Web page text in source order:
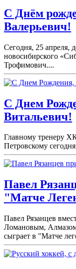
С Днём
Валерьевич!
Сегодня, 25 апреля,
новосибирского
Трофимович....
С Днем
Витальевич!
Главному тренеру
Петровскому
Павел
"Матче
Павел Рязанцев
Ломановым,
сыграет в "Матче